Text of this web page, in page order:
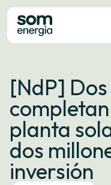
Tarifak
Zerbitzuak
Enpresak
Kooperatiba
Kontaktua
Izapideak
[NdP]
planta
dos
inversión